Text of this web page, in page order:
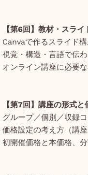
【第6回】教材・スラ
Canvaで作るスライド
視覚・構造・言語で伝
オンライン講座に必要
【第7回】講座の形式と
グループ／個別／収録
価格設定の考え方（講
初開催価格と本価格、